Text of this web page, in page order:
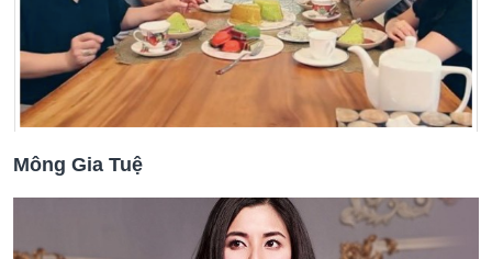
Mông Gia Tuệ